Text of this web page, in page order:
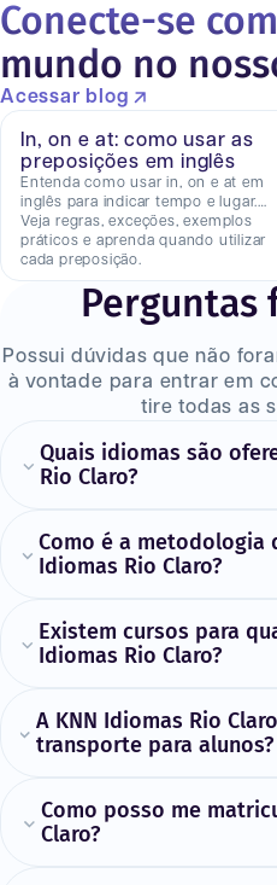
Conecte-se
mundo no
Acessar blog
In, on e at: como usar as
preposições em inglês
Entenda como usar in, on e at em
inglês para indicar tempo e lugar.
Veja regras, exceções, exemplos
práticos e aprenda quando utilizar
cada preposição.
Perguntas
Possui dúvidas que não
à vontade para entrar em
tire todas as
Quais idiomas são
Rio Claro?
Como é a metodologia
Idiomas Rio Claro?
Existem cursos para
Idiomas Rio Claro?
A KNN Idiomas Rio
transporte para alunos?
Como posso me
Claro?